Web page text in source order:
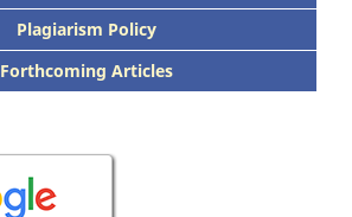
Plagiarism Policy
Forthcoming Articles